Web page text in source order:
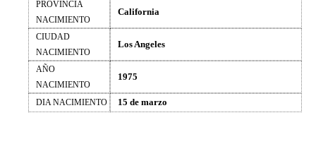
PROVINCIA
NACIMIENTO
California
CIUDAD
NACIMIENTO
Los Angeles
AÑO
NACIMIENTO
1975
DIA NACIMIENTO 15 de marzo